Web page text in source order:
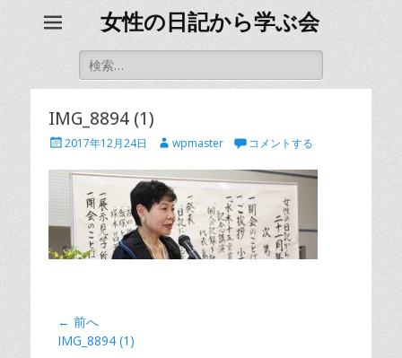
女性の日記から学ぶ会
検
索
象:
IMG_8894 (1)
投
日
2017年12月24日
投
者
wpmaster コメントする
投
稿
← 前へ
前
IMG_8894 (1)